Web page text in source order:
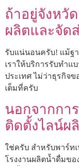
ถ้าอยู่จังหวั
ผลิตและจัด
รับแน่นอนครับ! แม้ฐ
เราให้บริการรับทำ
ประเทศ ไม่ว่าธุรกิจ
เต็มที่ครับ
นอกจากกา
ติดตั้งไลน์ผ
ใช่ครับ สำหรับพาร์ท
โรงงานผลิตน้ำดื่มขอ